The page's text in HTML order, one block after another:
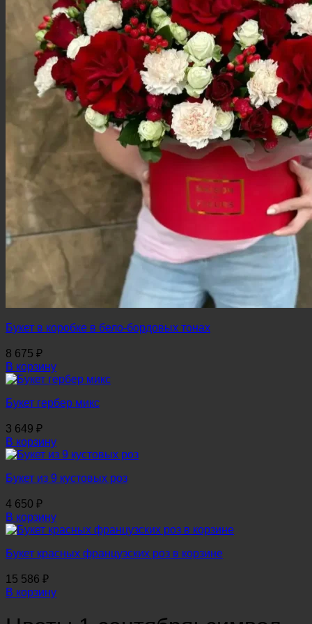
Букет в коробке в бело-бордовых тонах
8 675 ₽
В корзину
Букет гербер микс
3 649 ₽
В корзину
Букет из 9 кустовых роз
4 650 ₽
В корзину
Букет красных французских роз в корзине
15 586 ₽
В корзину